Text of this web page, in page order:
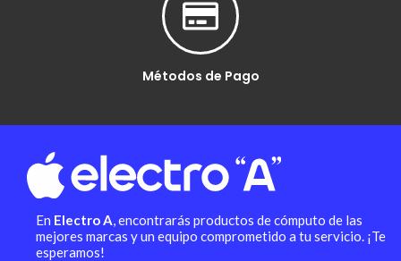
Métodos de Pago
En Electro A , encontrarás productos de cómputo de las
mejores marcas y un equipo comprometido a tu servicio. ¡Te
esperamos!